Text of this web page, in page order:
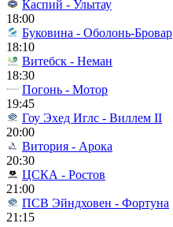
Каспий - Улытау
18:00
Буковина - Оболонь-Бровар
18:10
Витебск - Неман
18:30
Погонь - Мотор
19:45
Гоу Эхед Иглс - Виллем II
20:00
Витория - Арока
20:30
ЦСКА - Ростов
21:00
ПСВ Эйндховен - Фортуна
21:15